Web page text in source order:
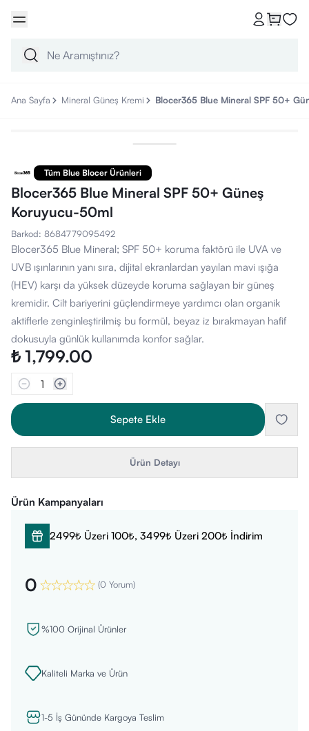
Ana Sayfa Mineral Güneş Kremi Blocer365 Blue Mineral SPF 50+
Tüm Blue Blocer Ürünleri
Blocer365 Blue Mineral SPF 50+ Güneş
Koruyucu-50ml
Barkod: 8684779095492
Blocer365 Blue Mineral; SPF 50+ koruma faktörü ile UVA ve
UVB ışınlarının yanı sıra, dijital ekranlardan yayılan mavi ışığa
(HEV) karşı da yüksek düzeyde koruma sağlayan bir güneş
kremidir. Cilt bariyerini güçlendirmeye yardımcı olan organik
aktiflerle zenginleştirilmiş bu formül, beyaz iz bırakmayan hafif
dokusuyla günlük kullanımda konfor sağlar.
₺ 1,799.00
1
Sepete Ekle
Ürün Detayı
Ürün Kampanyaları
2499₺ Üzeri 100₺, 3499₺ Üzeri 200₺ İndirim
0 (0 Yorum)
%100 Orijinal Ürünler
Kaliteli Marka ve Ürün
1-5 İş Gününde Kargoya Teslim